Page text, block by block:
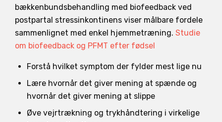
bækkenbundsbehandling med biofeedback ved
postpartal stressinkontinens viser målbare fordele
sammenlignet med enkel hjemmetræning. Studie
om biofeedback og PFMT efter fødsel
Forstå hvilket symptom der fylder mest lige nu
Lære hvornår det giver mening at spænde og
hvornår det giver mening at slippe
Øve vejrtrækning og trykhåndtering i virkelige